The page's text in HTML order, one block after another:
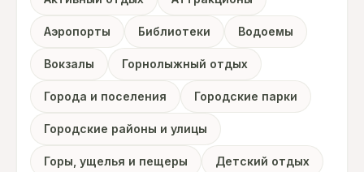
Аэропорты Библиотеки Водоемы
Вокзалы Горнолыжный отдых
Города и поселения Городские парки
Городские районы и улицы
Горы, ущелья и пещеры Детский отдых